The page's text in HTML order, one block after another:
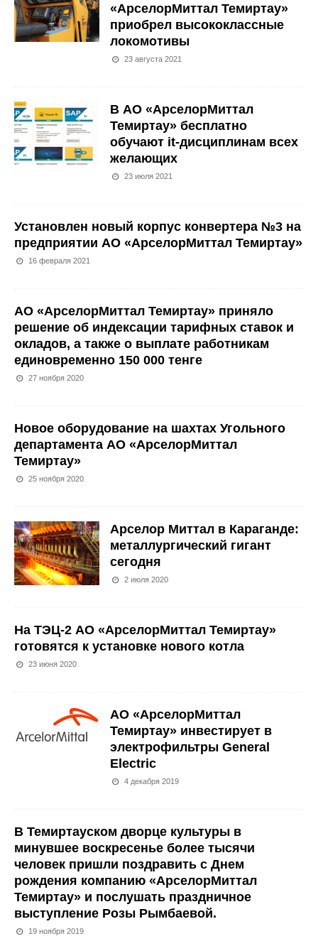
«АрселорМиттал Темиртау»
приобрел высококлассные
локомотивы
23 августа 2021
В АО «АрселорМиттал
Темиртау» бесплатно
обучают it-дисциплинам всех
желающих
23 июля 2021
Установлен новый корпус конвертера №3 на
предприятии АО «АрселорМиттал Темиртау»
16 февраля 2021
АО «АрселорМиттал Темиртау» приняло
решение об индексации тарифных ставок и
окладов, а также о выплате работникам
единовременно 150 000 тенге
27 ноября 2020
Новое оборудование на шахтах Угольного
департамента АО «АрселорМиттал
Темиртау»
25 ноября 2020
Арселор Миттал в Караганде:
металлургический гигант
сегодня
2 июля 2020
На ТЭЦ-2 АО «АрселорМиттал Темиртау»
готовятся к установке нового котла
23 июня 2020
АО «АрселорМиттал
Темиртау» инвестирует в
электрофильтры General
Electric
4 декабря 2019
В Темиртауском дворце культуры в
минувшее воскресенье более тысячи
человек пришли поздравить с Днем
рождения компанию «АрселорМиттал
Темиртау» и послушать праздничное
выступление Розы Рымбаевой.
19 ноября 2019